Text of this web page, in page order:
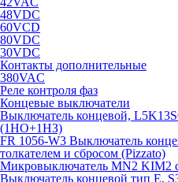
48VDC
60VCD
80VDC
30VDC
Контакты дополнительные
380VAC
Реле контроля фаз
Концевые выключатели
Выключатель концевой,
(1НО+1НЗ)
FR 1056-W3 Выключатель
толкателем и сбросом (Pizzato)
Микровыключатель MN2 KIM2
Выключатель концевой тип Е,